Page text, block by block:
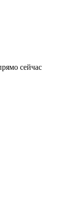
сейчас